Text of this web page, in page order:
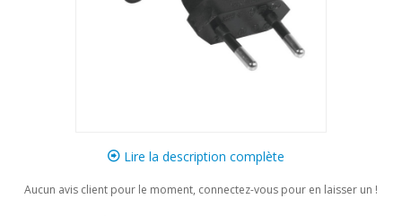
Lire la description complète
Aucun avis client pour le moment, connectez-vous pour en laisser un !